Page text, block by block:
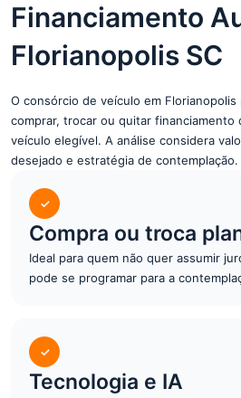
Financiamento
Florianopolis SC
O consórcio de veículo em
comprar, trocar ou quitar financiamento
veículo elegível. A análise considera
desejado e estratégia de contemplação.
✓
Compra ou troca
Ideal para quem não quer assumir
pode se programar para a
✓
Tecnologia e IA